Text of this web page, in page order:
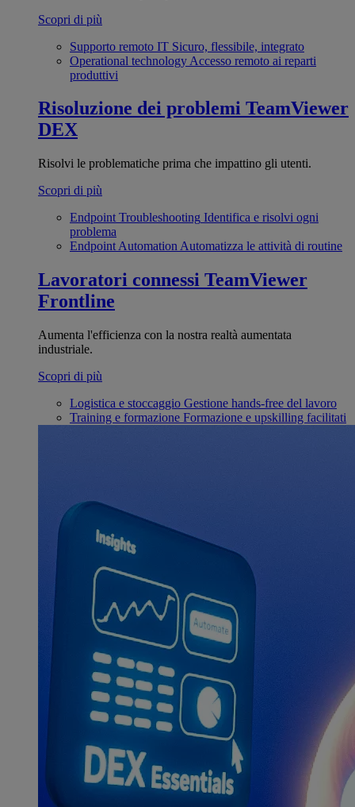
Scopri di più
Supporto remoto IT Sicuro, flessibile, integrato
Operational technology Accesso remoto ai reparti
produttivi
Risoluzione dei problemi TeamViewer
DEX
Risolvi le problematiche prima che impattino gli utenti.
Scopri di più
Endpoint Troubleshooting Identifica e risolvi ogni
problema
Endpoint Automation Automatizza le attività di routine
Lavoratori connessi TeamViewer
Frontline
Aumenta l'efficienza con la nostra realtà aumentata
industriale.
Scopri di più
Logistica e stoccaggio Gestione hands-free del lavoro
Training e formazione Formazione e upskilling facilitati